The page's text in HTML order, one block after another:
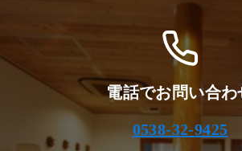
電話でお問い合わ
0538-32-9425